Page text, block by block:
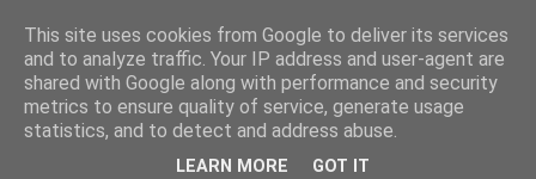
Württembergischer
Weltkriegs-Blog
This site uses cookies from Google to deliver its services
and to analyze traffic. Your IP address and user-agent are
shared with Google along with performance and security
metrics to ensure quality of service, generate usage
statistics, and to detect and address abuse.
LEARN MORE GOT IT